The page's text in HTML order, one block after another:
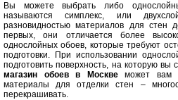
Вы можете выбрать либо
называются симплекс, или
разновидностью материалов для стен
первых, они отличается более
однослойных обоев, которые требуют
подготовки. При использовании
подготовить поверхность, на которую вы
магазин обоев
в Москвеможет вам
материалы для отделки стен –
перекрашивать.